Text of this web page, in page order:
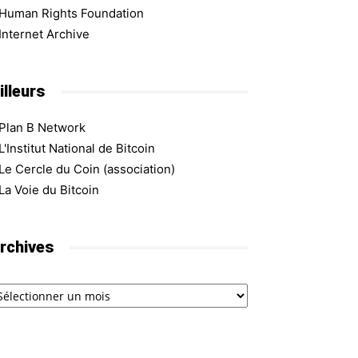
Human Rights Foundation
Internet Archive
Plan B Network
L'Institut National de Bitcoin
Le Cercle du Coin (association)
La Voie du Bitcoin